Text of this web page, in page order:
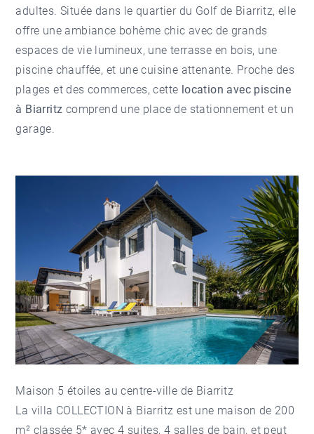
adultes. Située dans le quartier du Golf de Biarritz, elle
offre une ambiance bohème chic avec de grands
espaces de vie lumineux, une terrasse en bois, une
piscine chauffée, et une cuisine attenante. Proche des
plages et des commerces, cette location avec piscine
à Biarritz comprend une place de stationnement et un
garage.
Maison 5 étoiles au centre-ville de Biarritz
La villa COLLECTION à Biarritz est une maison de 200
m² classée 5* avec 4 suites, 4 salles de bain, et peut